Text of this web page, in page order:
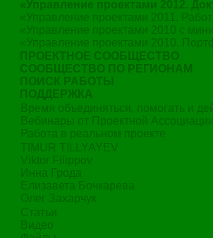
«Управление проектами 2012.
«Управление проектами 2011.
«Управление проектами 2010 с
«Управление проектами 2010.
ПРОЕКТНОЕ СООБЩЕСТВО
СООБЩЕСТВО ПО РЕГИОНАМ
ПОИСК РАБОТЫ
ПОДДЕРЖКА
Время объединяться, помогать и
Вебинары от Проектной
Работа в реальном проекте
TIMUR TILLYAYEV
Viktor Filippov
Инна Грода
Елизавета Бочкарева
Олег Захарчук
Статьи
Видео